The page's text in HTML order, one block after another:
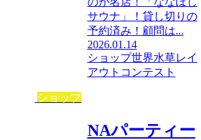
サウナ」！貸し切りの
予約済み！顧問は...
2026.01.14
ショップ世界水草レイ
アウトコンテスト
ショップ
NAパーティー